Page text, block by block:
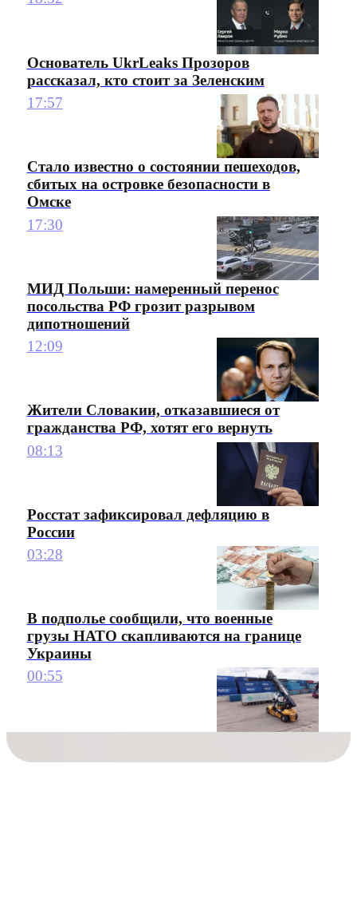
Основатель UkrLeaks Прозоров
рассказал, кто стоит за Зеленским
17:57
Стало известно о состоянии пешеходов,
сбитых на островке безопасности в
Омске
17:30
МИД Польши: намеренный перенос
посольства РФ грозит разрывом
дипотношений
12:09
Жители Словакии, отказавшиеся от
гражданства РФ, хотят его вернуть
08:13
Росстат зафиксировал дефляцию в
России
03:28
В подполье сообщили, что военные
грузы НАТО скапливаются на границе
Украины
00:55